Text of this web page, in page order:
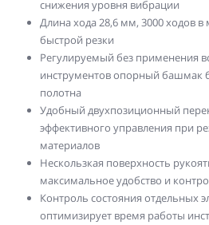
снижения уровня вибрации
Длина хода 28,6 мм, 3000 ходов
быстрой резки
Регулируемый без применения
инструментов опорный башмак
полотна
Удобный двухпозиционный
эффективного управления при
материалов
Нескользкая поверхность
максимальное удобство и
Контроль состояния отдельных
оптимизирует время работы